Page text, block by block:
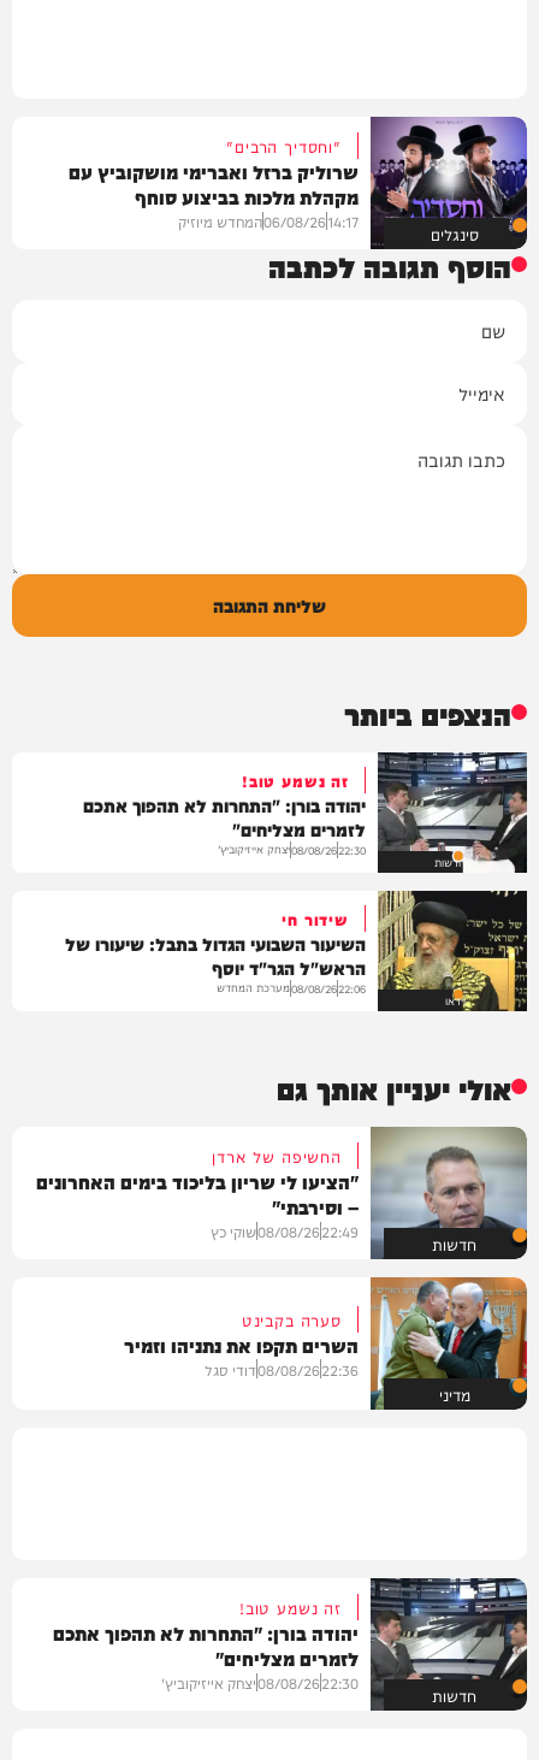
סינגלים
"וחסדיך הרבים"
שרוליק ברזל ואברימי מושקוביץ עם
מקהלת מלכות בביצוע סוחף
14:17
06/08/26המחדש מיוזיק
הוסף תגובה לכתבה
שליחת התגובה
הנצפים ביותר
חדשות
זה נשמע טוב!
יהודה בורן: "התחרות לא תהפוך אתכם
לזמרים מצליחים"
22:30
08/08/26יצחק אייזיקוביץ'
וידאו
שידור חי
השיעור השבועי הגדול בתבל: שיעורו של
הראש"ל הגר"ד יוסף
22:06
08/08/26מערכת המחדש
אולי יעניין אותך גם
חדשות
החשיפה של ארדן
"הציעו לי שריון בליכוד בימים האחרונים
– וסירבתי"
22:49
08/08/26שוקי כץ
מדיני
סערה בקבינט
השרים תקפו את נתניהו וזמיר
22:36
08/08/26דודי סגל
חדשות
זה נשמע טוב!
יהודה בורן: "התחרות לא תהפוך אתכם
לזמרים מצליחים"
22:30
08/08/26יצחק אייזיקוביץ'